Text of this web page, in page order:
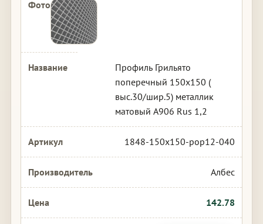
Профиль Грильято
поперечный 150х150 (
выс.30/шир.5) металлик
матовый А906 Rus 1,2
1848-150x150-pop12-040
Албес
142.78